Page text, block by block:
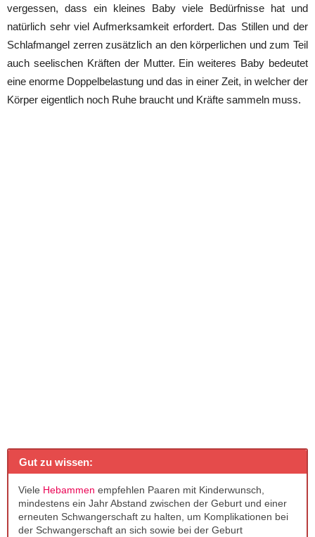
vergessen, dass ein kleines Baby viele Bedürfnisse hat und
natürlich sehr viel Aufmerksamkeit erfordert. Das Stillen und der
Schlafmangel zerren zusätzlich an den körperlichen und zum Teil
auch seelischen Kräften der Mutter. Ein weiteres Baby bedeutet
eine enorme Doppelbelastung und das in einer Zeit, in welcher der
Körper eigentlich noch Ruhe braucht und Kräfte sammeln muss.
Gut zu wissen:
Viele Hebammen empfehlen Paaren mit Kinderwunsch,
mindestens ein Jahr Abstand zwischen der Geburt und einer
erneuten Schwangerschaft zu halten, um Komplikationen bei
der Schwangerschaft an sich sowie bei der Geburt